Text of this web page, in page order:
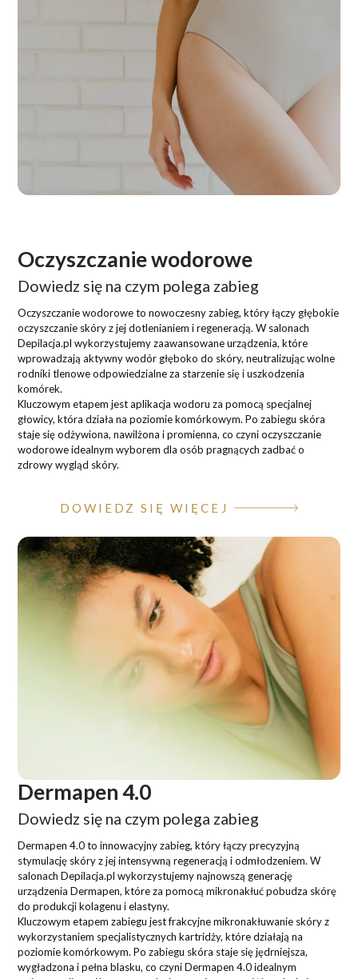
Oczyszczanie wodorowe
Dowiedz się na czym polega zabieg
Oczyszczanie wodorowe to nowoczesny zabieg, który łączy głębokie
oczyszczanie skóry z jej dotlenianiem i regeneracją. W salonach
Depilacja.pl wykorzystujemy zaawansowane urządzenia, które
wprowadzają aktywny wodór głęboko do skóry, neutralizując wolne
rodniki tlenowe odpowiedzialne za starzenie się i uszkodzenia
komórek.
Kluczowym etapem jest aplikacja wodoru za pomocą specjalnej
głowicy, która działa na poziomie komórkowym. Po zabiegu skóra
staje się odżywiona, nawilżona i promienna, co czyni oczyszczanie
wodorowe idealnym wyborem dla osób pragnących zadbać o
zdrowy wygląd skóry.
DOWIEDZ SIĘ WIĘCEJ
Dermapen 4.0
Dowiedz się na czym polega zabieg
Dermapen 4.0 to innowacyjny zabieg, który łączy precyzyjną
stymulację skóry z jej intensywną regeneracją i odmłodzeniem. W
salonach Depilacja.pl wykorzystujemy najnowszą generację
urządzenia Dermapen, które za pomocą mikronakłuć pobudza skórę
do produkcji kolagenu i elastyny.
Kluczowym etapem zabiegu jest frakcyjne mikronakłuwanie skóry z
wykorzystaniem specjalistycznych kartridży, które działają na
poziomie komórkowym. Po zabiegu skóra staje się jędrniejsza,
wygładzona i pełna blasku, co czyni Dermapen 4.0 idealnym